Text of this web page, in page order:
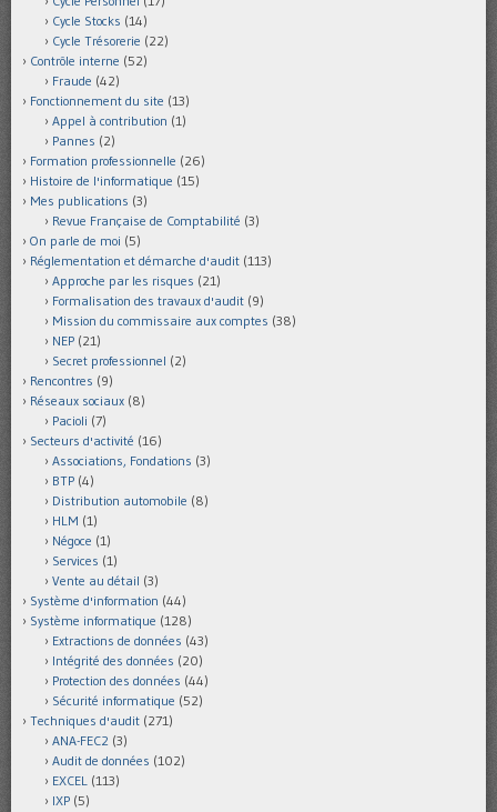
Cycle Stocks (14)
Cycle Trésorerie (22)
Contrôle interne (52)
Fraude (42)
Fonctionnement du site (13)
Appel à contribution (1)
Pannes (2)
Formation professionnelle (26)
Histoire de l'informatique (15)
Mes publications (3)
Revue Française de Comptabilité (3)
On parle de moi (5)
Réglementation et démarche d'audit (113)
Approche par les risques (21)
Formalisation des travaux d'audit (9)
Mission du commissaire aux comptes (38)
NEP (21)
Secret professionnel (2)
Rencontres (9)
Réseaux sociaux (8)
Pacioli (7)
Secteurs d'activité (16)
Associations, Fondations (3)
BTP (4)
Distribution automobile (8)
HLM (1)
Négoce (1)
Services (1)
Vente au détail (3)
Système d'information (44)
Système informatique (128)
Extractions de données (43)
Intégrité des données (20)
Protection des données (44)
Sécurité informatique (52)
Techniques d'audit (271)
ANA-FEC2 (3)
Audit de données (102)
EXCEL (113)
IXP (5)